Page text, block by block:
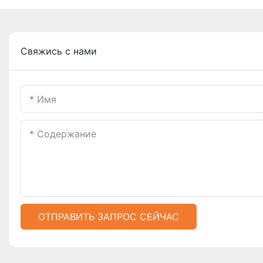
Свяжись с нами
Имя
Содержание
ОТПРАВИТЬ ЗАПРОС СЕЙЧАС